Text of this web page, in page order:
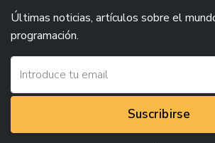
Últimas noticias, artículos sobre el
programación.
Suscribirse